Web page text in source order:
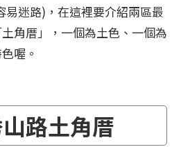
易迷路)，在這裡要介紹兩區最
角厝」，一個為土色、一個為
喔。
路土角厝